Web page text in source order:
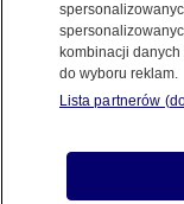
5.05.2026, 13:22
Posłuchaj
Czyta lektor
kombinacji
do wyboru reklam.
Lista partnerów